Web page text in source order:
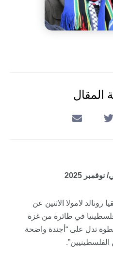
المقال
لامولا الاثنين عن
بلاده بعد وصول 153 فلسطينيا في طائرة من غزة
تدل على “أجندة واضحة